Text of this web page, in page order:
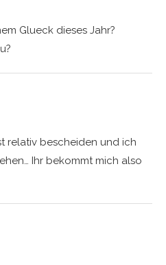
Glueck dieses Jahr?
relativ bescheiden und ich
Ihr bekommt mich also